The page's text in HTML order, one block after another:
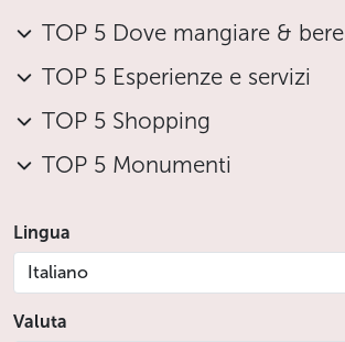
TOP 5 Dove mangiare & bere
TOP 5 Esperienze e servizi
TOP 5 Shopping
TOP 5 Monumenti
Lingua
Italiano
Valuta